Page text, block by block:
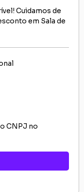
Cuidamos de
em Sala de
CNPJ no